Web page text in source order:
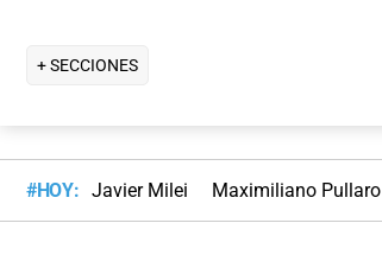
+ SECCIONES
#HOY: Javier Milei Maximiliano Pullaro